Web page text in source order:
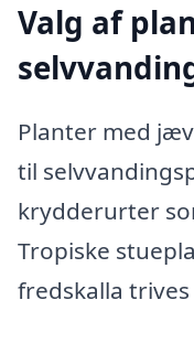
Valg af
Planter med
til
krydderurter
Tropiske
fredskalla